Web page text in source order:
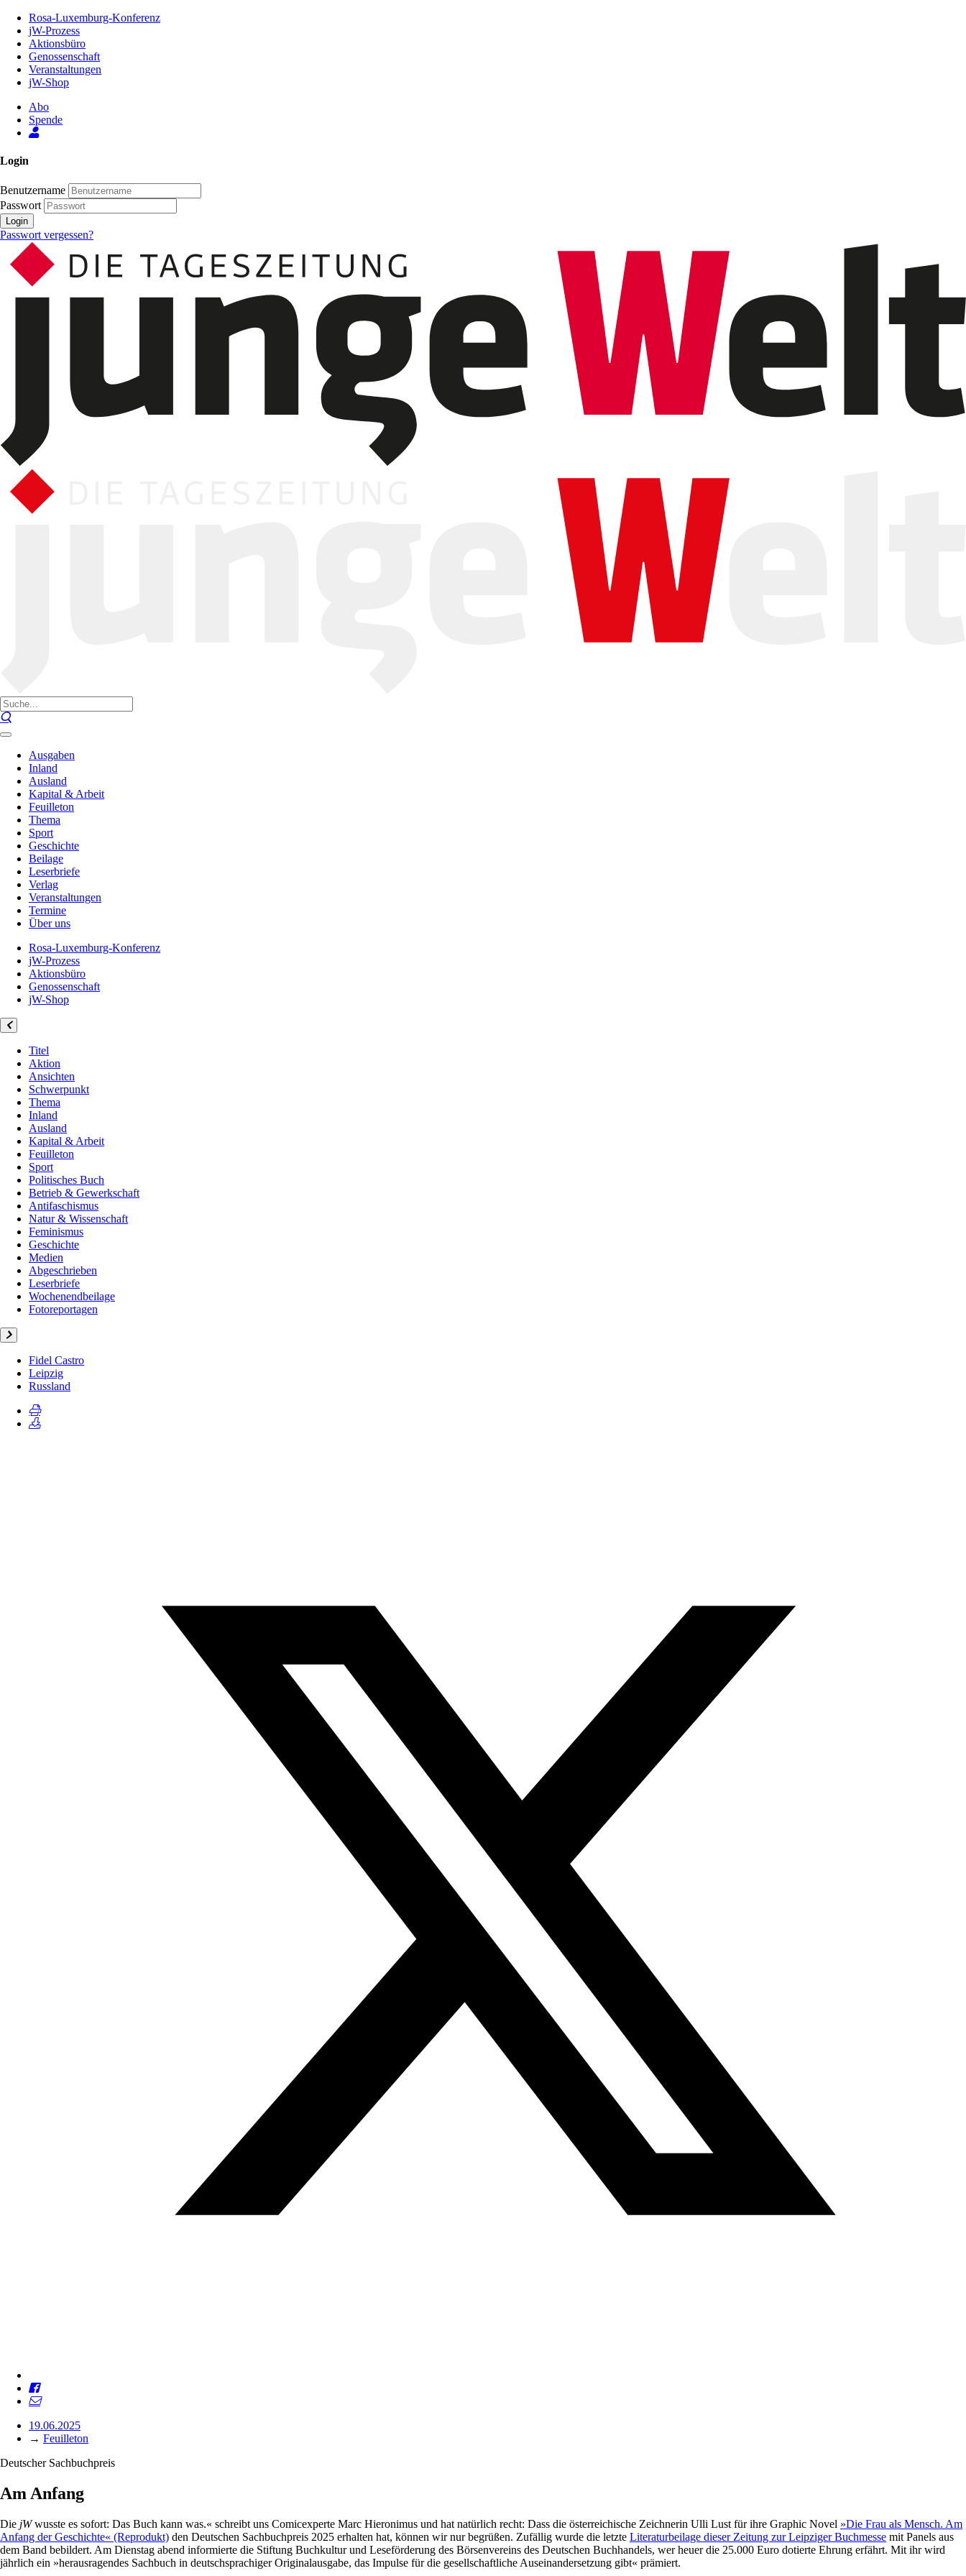
Inhalt
Seite
Rosa-Luxemburg-Konferenz
jW-Prozess
Aktionsbüro
Genossenschaft
Veranstaltungen
jW-Shop
Abo
Spende
Login
Benutzername
Passwort
Login
Passwort vergessen?
Ausgaben
Inland
Ausland
Kapital & Arbeit
Feuilleton
Thema
Sport
Geschichte
Beilage
Leserbriefe
Verlag
Veranstaltungen
Termine
Über uns
Rosa-Luxemburg-Konferenz
jW-Prozess
Aktionsbüro
Genossenschaft
jW-Shop
Titel
Aktion
Ansichten
Schwerpunkt
Thema
Inland
Ausland
Kapital & Arbeit
Feuilleton
Sport
Politisches Buch
Betrieb & Gewerkschaft
Antifaschismus
Natur & Wissenschaft
Feminismus
Geschichte
Medien
Abgeschrieben
Leserbriefe
Wochenendbeilage
Fotoreportagen
Fidel Castro
Leipzig
Russland
19.06.2025
→ Feuilleton
Deutscher Sachbuchpreis
Am Anfang
Die jWwusste es sofort: Das Buch kann was.« schreibt uns Comicexperte Marc Hieronimus und hat natürlich recht: Dass die österreichische Zeichnerin Ulli Lust für ihre Graphic Novel »Die Frau als Mensch. Am
Anfang der Geschichte« (Reprodukt) den Deutschen Sachbuchpreis 2025 erhalten hat, können wir nur begrüßen. Zufällig wurde die letzte Literaturbeilage dieser Zeitung zur Leipziger Buchmesse mit Panels aus
dem Band bebildert. Am Dienstag abend informierte die Stiftung Buchkultur und Leseförderung des Börsenvereins des Deutschen Buchhandels, wer heuer die 25.000 Euro dotierte Ehrung erfährt. Mit ihr wird
jährlich ein »herausragendes Sachbuch in deutschsprachiger Originalausgabe, das Impulse für die gesellschaftliche Auseinandersetzung gibt« prämiert.